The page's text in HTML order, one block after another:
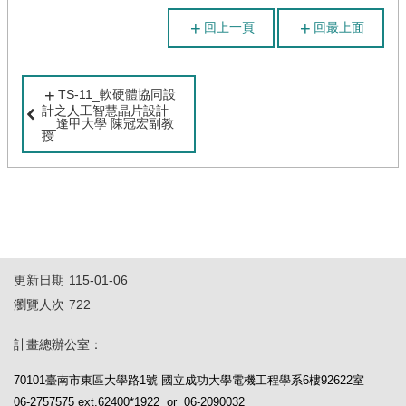
回上一頁 回最上面
TS-11_軟硬體協同設
計之人工智慧晶片設計
__逢甲大學 陳冠宏副教
授
更新日期 115-01-06
瀏覽人次 722
計畫總辦公室：
70101臺南市東區大學路1號 國立成功大學電機工程學系6樓92622室
06-2757575 ext.62400*1922 or 06-2090032